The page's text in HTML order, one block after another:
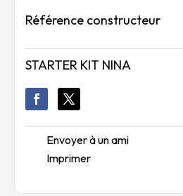
Référence constructeur
STARTER KIT NINA
Envoyer à un ami
Imprimer